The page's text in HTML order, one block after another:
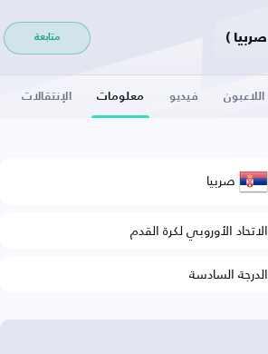
متابعة
اللاعبون فيديو معلومات الإنتقالات
صربيا
الاتحاد الأوروبي لكرة القدم
الدرجة السادسة